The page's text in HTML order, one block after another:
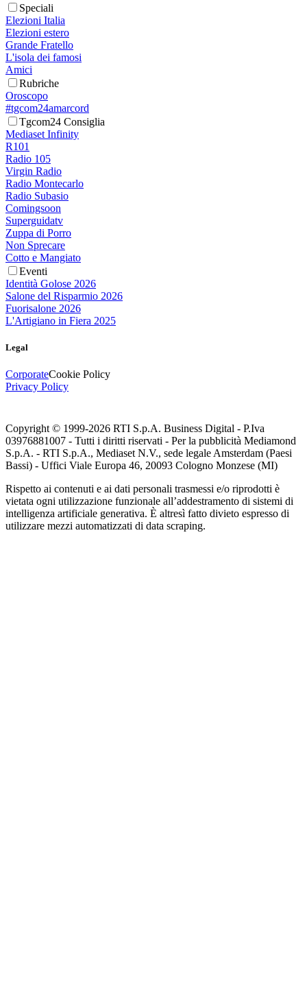
Speciali
Elezioni Italia
Elezioni estero
Grande Fratello
L'isola dei famosi
Amici
Rubriche
Oroscopo
#tgcom24amarcord
Tgcom24 Consiglia
Mediaset Infinity
R101
Radio 105
Virgin Radio
Radio Montecarlo
Radio Subasio
Comingsoon
Superguidatv
Zuppa di Porro
Non Sprecare
Cotto e Mangiato
Eventi
Identità Golose 2026
Salone del Risparmio 2026
Fuorisalone 2026
L'Artigiano in Fiera 2025
Legal
CorporateCookie Policy
Privacy Policy
Copyright © 1999-2026 RTI S.p.A. Business Digital - P.Iva
03976881007 - Tutti i diritti riservati - Per la pubblicità Mediamond
S.p.A. - RTI S.p.A., Mediaset N.V., sede legale Amsterdam (Paesi
Bassi) - Uffici Viale Europa 46, 20093 Cologno Monzese (MI)
Rispetto ai contenuti e ai dati personali trasmessi e/o riprodotti è
vietata ogni utilizzazione funzionale all’addestramento di sistemi di
intelligenza artificiale generativa. È altresì fatto divieto espresso di
utilizzare mezzi automatizzati di data scraping.